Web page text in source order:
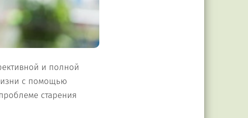
и полной
с помощью
старения